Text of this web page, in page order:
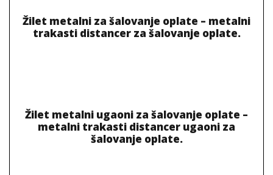
Žilet metalni za šalovanje oplate – metalni
trakasti distancer za šalovanje oplate.
Žilet metalni ugaoni za šalovanje oplate –
metalni trakasti distancer ugaoni za
šalovanje oplate.